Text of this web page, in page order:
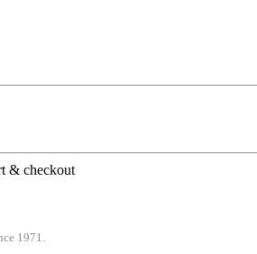
& checkout
1971.